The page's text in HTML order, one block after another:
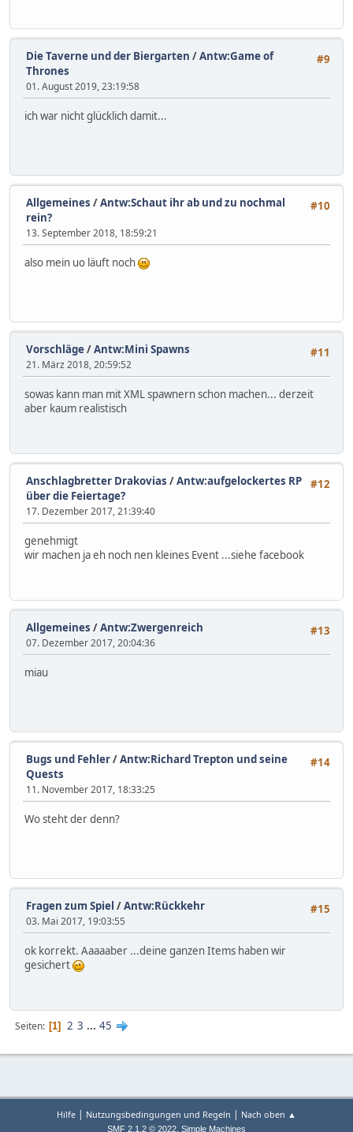
#9
Die Taverne und der Biergarten /Antw:Game of
Thrones
01. August 2019, 23:19:58
ich war nicht glücklich damit...
#10
Allgemeines /Antw:Schaut ihr ab und zu nochmal
rein?
13. September 2018, 18:59:21
also mein uo läuft noch
#11
Vorschläge/Antw:Mini Spawns
21. März 2018, 20:59:52
sowas kann man mit XML spawnern schon machen... derzeit
aber kaum realistisch
#12
Anschlagbretter Drakovias /Antw:aufgelockertes RP
über die Feiertage?
17. Dezember 2017, 21:39:40
genehmigt
wir machen ja eh noch nen kleines Event ...siehe facebook
#13
Allgemeines /Antw:Zwergenreich
07. Dezember 2017, 20:04:36
miau
#14
Bugs und Fehler/Antw:Richard Trepton und seine
Quests
11. November 2017, 18:33:25
Wo steht der denn?
#15
Fragen zum Spiel /Antw:Rückkehr
03. Mai 2017, 19:03:55
ok korrekt. Aaaaaber ...deine ganzen Items haben wir
gesichert
Seiten 1 2 3 ... 45
Hilfe | Nutzungsbedingungen und Regeln | Nach oben ▲
SMF 2.1.2 © 2022, Simple Machines